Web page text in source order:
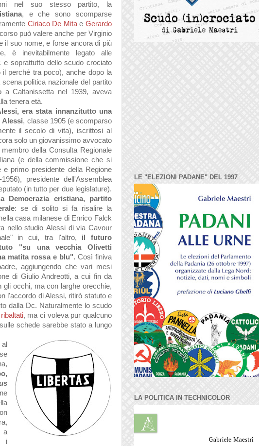
nel suo stesso partito, la
ana, e che sono scomparse
amente Ciriaco De MitaeGerardo
può valereanche per Virginio
il suo nome, e forse ancora di più
è inevitabilmente legatoalle
e soprattutto dello scudo crociato
il perché tra poco),anche dopo la
scena politica nazionale del partito
a Caltanissetta nel 1939, aveva
a tenera età.
era stata innanzitutto una
Alessi, cl asse 1905 (e scomparso
il secolo di vita), iscrittosial
a solo un giovanissimo avvocato
membro della Consulta Regionale
(e della commissione che si
e primo presidente dell a Regione
1956), presidente dell'Assemblea
ato (in tutto per due legislature).
a Democrazia cristiana, partito
ale: se di solito si fa risalirela
a casa milanese di Enrico Falck
a nello studioAlessi di via Cavour
ale" in cui, tra l'altro, il futuro
"su unavecchia Olivetti
a matita rossa e blu". Così finiva
adre,aggiungendo che vari mesi
di Giulio Andreotti, a cui fin da
gli occhi, ma con larghe orecchie,
l'accordo di Alessi, ritirò statuto e
dalla Dc. Naturalmente lo scudo
altati, ma ci voleva pur qualcuno
schede sarebbe stato a lungo
al
a
a,
a
i
LE "ELEZIONI PADANE" DEL 1997
LA POLITICA IN TECHNICOLOR